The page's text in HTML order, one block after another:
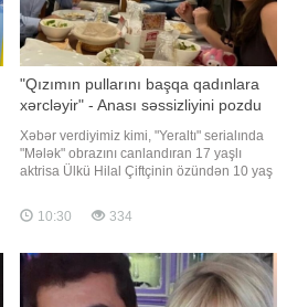
"Qızımın pullarını başqa qadınlara
xərcləyir" - Anası səssizliyini pozdu
Xəbər verdiyimiz kimi, "Yeraltı" serialında
"Mələk" obrazını canlandıran 17 yaşlı
aktrisa Ülkü Hilal Çiftçinin özündən 10 yaş
sevgili olduğunun ortaya çıxmasının
ardından atası Ünal Çiftçi prokurorluğa
görə
10:30 334